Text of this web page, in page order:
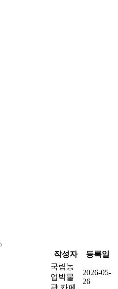
작성자 등록일
국립농
업박물
관 카페
2026-05-
26